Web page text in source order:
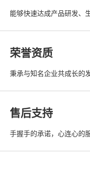
能够快速达成产品研发、
荣誉资质
秉承与知名企业共成长的
售后支持
手握手的承诺，心连心的